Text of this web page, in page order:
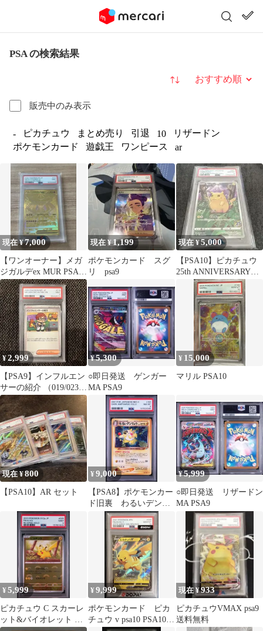
PSA の検索結果
販売中のみ表示
並び替え
- ピカチュウ まとめ売り 引退 10
リザードン
ポケモンカード
遊戯王 ワンピース ar
現在 ¥7,000
【ワンオーナー】メガ
ジガルデex MUR PSA9
300円スタート
現在 ¥1,199
ポケモンカード スグ
リ psa9
現在 ¥5,000
【PSA10】ピカチュウ
25th ANNIVERSARY
COLLECTION
¥2,999
【PSA9】インフルエン
サーの紹介 （019/023）
コロちゃお
¥5,300
○即日発送 ゲンガー
MA PSA9
¥ 15,000
マリル PSA10
現在 ¥800
【PSA10】AR セット
¥9,000
【PSA8】ポケモンカー
ド旧裏 わるいデンリ
ュウ 闇、そして光
¥5,999
○即日発送 リザードン
MA PSA9
¥5,999
ピカチュウ C スカーレ
ット&バイオレット 強
¥9,999
ポケモンカード ピカ
チュウ v psa10 PSA10
現在 ¥933
ピカチュウVMAX psa9
送料無料